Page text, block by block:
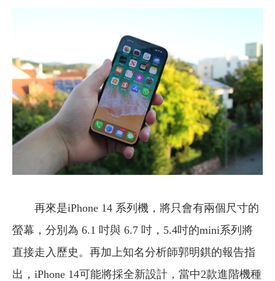
再來是iPhone 14 系列機，將只會有兩個尺寸的
螢幕，分別為 6.1 吋與 6.7 吋，5.4吋的mini系列將
直接走入歷史。再加上知名分析師郭明錤的報告指
出，iPhone 14可能將採全新設計，當中2款進階機種